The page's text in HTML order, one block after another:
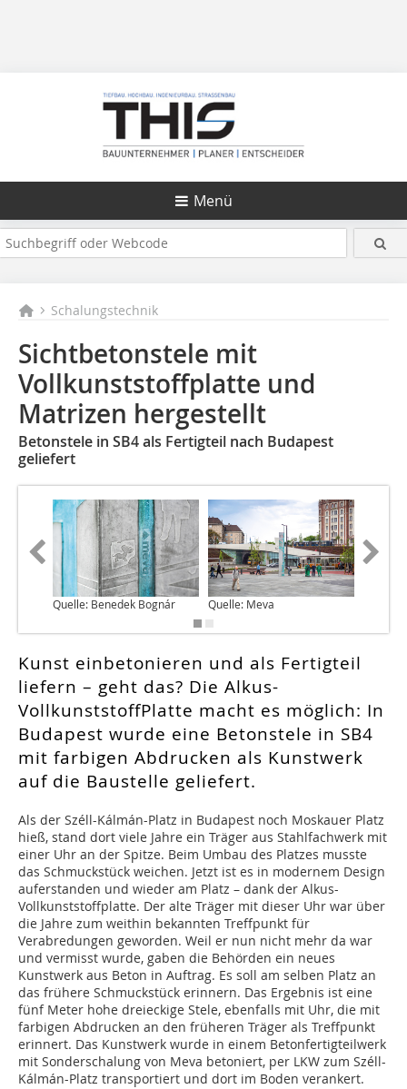
Menü
Schalungstechnik
Sichtbetonstele mit
Vollkunststoffplatte und
Matrizen hergestellt
Betonstele in SB4 als Fertigteil nach Budapest
geliefert
Quelle: Benedek Bognár Quelle: Meva
Kunst einbetonieren und als Fertigteil
liefern – geht das? Die Alkus-
VollkunststoffPlatte macht es möglich: In
Budapest wurde eine Betonstele in SB4
mit farbigen Abdrucken als Kunstwerk
auf die Baustelle geliefert.
Als der Széll-Kálmán-Platz in Budapest noch Moskauer Platz
hieß, stand dort viele Jahre ein Träger aus Stahlfachwerk mit
einer Uhr an der Spitze. Beim Umbau des Platzes musste
das Schmuckstück weichen. Jetzt ist es in modernem Design
auferstanden und wieder am Platz – dank der Alkus-
Vollkunststoffplatte. Der alte Träger mit dieser Uhr war über
die Jahre zum weithin bekannten Treffpunkt für
Verabredungen geworden. Weil er nun nicht mehr da war
und vermisst wurde, gaben die Behörden ein neues
Kunstwerk aus Beton in Auftrag. Es soll am selben Platz an
das frühere Schmuckstück erinnern. Das Ergebnis ist eine
fünf Meter hohe dreieckige Stele, ebenfalls mit Uhr, die mit
farbigen Abdrucken an den früheren Träger als Treffpunkt
erinnert. Das Kunstwerk wurde in einem Betonfertigteilwerk
mit Sonderschalung von Meva betoniert, per LKW zum Széll-
Kálmán-Platz transportiert und dort im Boden verankert.